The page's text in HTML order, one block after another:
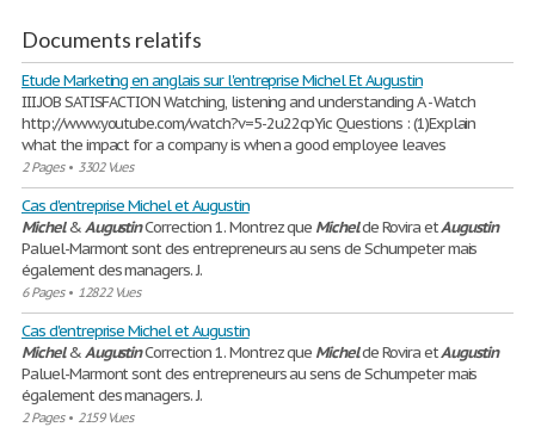
Documents relatifs
Etude Marketing en anglais sur l'entreprise Michel Et Augustin
III.JOB SATISFACTION Watching, listening and understanding A - Watch
http://www.youtube.com/watch?v=5-2u22cpYic Questions : (1)Explain
what the impact for a company is when a good employee leaves
2 Pages• 3302 Vues
Cas d'entreprise Michel et Augustin
Michel&AugustinCorrection 1. Montrez que Michelde Rovira etAugustin
Paluel-Marmont sont des entrepreneurs au sens de Schumpeter mais
également des managers. J.
6 Pages• 12822 Vues
Cas d'entreprise Michel et Augustin
Michel&AugustinCorrection 1. Montrez que Michelde Rovira etAugustin
Paluel-Marmont sont des entrepreneurs au sens de Schumpeter mais
également des managers. J.
2 Pages• 2159 Vues